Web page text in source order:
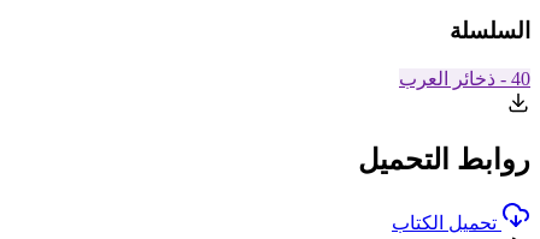
السلسلة
40 - ذخائر العرب
روابط التحميل
تحميل الكتاب